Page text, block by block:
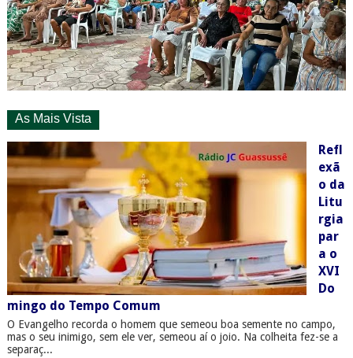
As Mais Vista
Refl
exã
o da
Litu
rgia
par
a o
XVI
Do
mingo do Tempo Comum
O Evangelho recorda o homem que semeou boa semente no campo,
mas o seu inimigo, sem ele ver, semeou aí o joio. Na colheita fez-se a
separaç...